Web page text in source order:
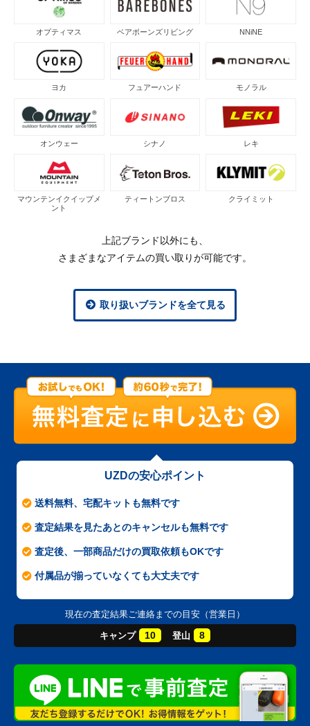
オプティマス ベアボーンズリビング NNiNE
ヨカ フュアーハンド モノラル
オンウェー シナノ レキ
マウンテンイクイップメ
ント
ティートンブロス クライミット
上記ブランド以外にも、
さまざまなアイテムの買い取りが可能です。
取り扱いブランドを全て見る
UZDの安心ポイント
送料無料、宅配キットも無料です
査定結果を見たあとのキャンセルも無料です
査定後、一部商品だけの買取依頼もOKです
付属品が揃っていなくても大丈夫です
現在の査定結果ご連絡までの目安（営業日）
キャンプ 10 登山 8